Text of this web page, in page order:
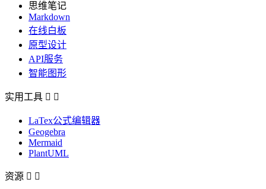
思维笔记
Markdown
在线白板
原型设计
API服务
智能图形
实用工具  
LaTex公式编辑器
Geogebra
Mermaid
PlantUML
资源  